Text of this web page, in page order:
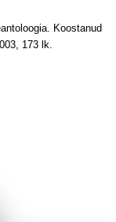
Koostanud
173 lk.